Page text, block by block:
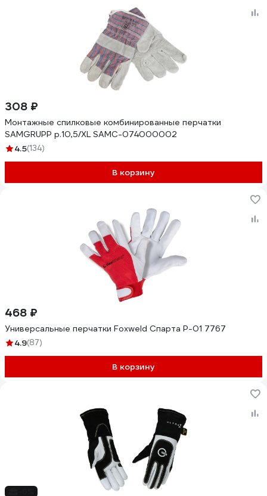
308 ₽
Монтажные спилковые комбинированные перчатки
SAMGRUPP р.10,5/XL SAMC-074000002
4.5(134)
В корзину
468 ₽
Универсальные перчатки Foxweld Спарта Р-01 7767
4.9(87)
В корзину